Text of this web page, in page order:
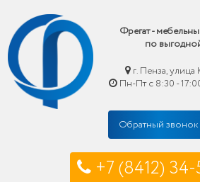
Фрегат -
по
г. Пенза,
Пн-Пт с 8:30 -
Обратный звонок
+7 (8412)